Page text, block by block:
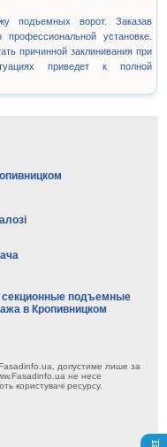
подъемных ворот. Заказав
установке.
причинной заклинивания при
приведет к полной
секционные подъемные
в Кропивницком
допустиме лише за
не несе
користувачі ресурсу.